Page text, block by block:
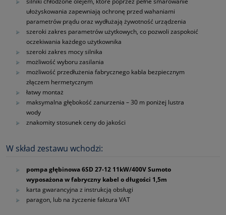
ułożyskowania zapewniają ochronę przed wahaniami
parametrów prądu oraz wydłużają żywotność urządzenia
szeroki zakres parametrów użytkowych, co pozwoli zaspokoić
oczekiwania każdego użytkownika
szeroki zakres mocy silnika
możliwość wyboru zasilania
możliwość przedłużenia fabrycznego kabla bezpiecznym
złączem hermetycznym
łatwy montaż
maksymalna głębokość zanurzenia – 30 m poniżej lustra
wody
znakomity stosunek ceny do jakości
W skład zestawu wchodzi:
pompa głębinowa 6SD 27‑12 11kW/400V Sumoto
wyposażona w fabryczny kabel o długości 1,5m
karta gwarancyjna z instrukcją obsługi
paragon, lub na życzenie faktura VAT